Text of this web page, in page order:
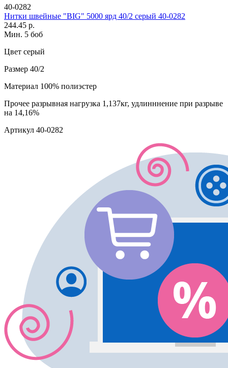
40-0282
Нитки швейные "BIG" 5000 ярд 40/2 серый 40-0282
244.45 р.
Мин. 5 боб
Цвет серый
Размер 40/2
Материал 100% полиэстер
Прочее разрывная нагрузка 1,137кг, удлинннение при разрыве
на 14,16%
Артикул 40-0282